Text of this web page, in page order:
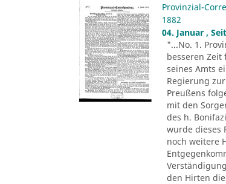
Provinzial-
1882
04. Januar ,
"...No. 1.
besseren
seines Amts
Regierung
Preußens
mit den
des h.
wurde dieses
noch weitere
den Hirten